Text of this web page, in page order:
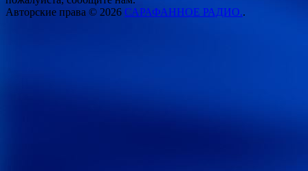
Авторские права © 2026 САРАФАННОЕ РАДИО..